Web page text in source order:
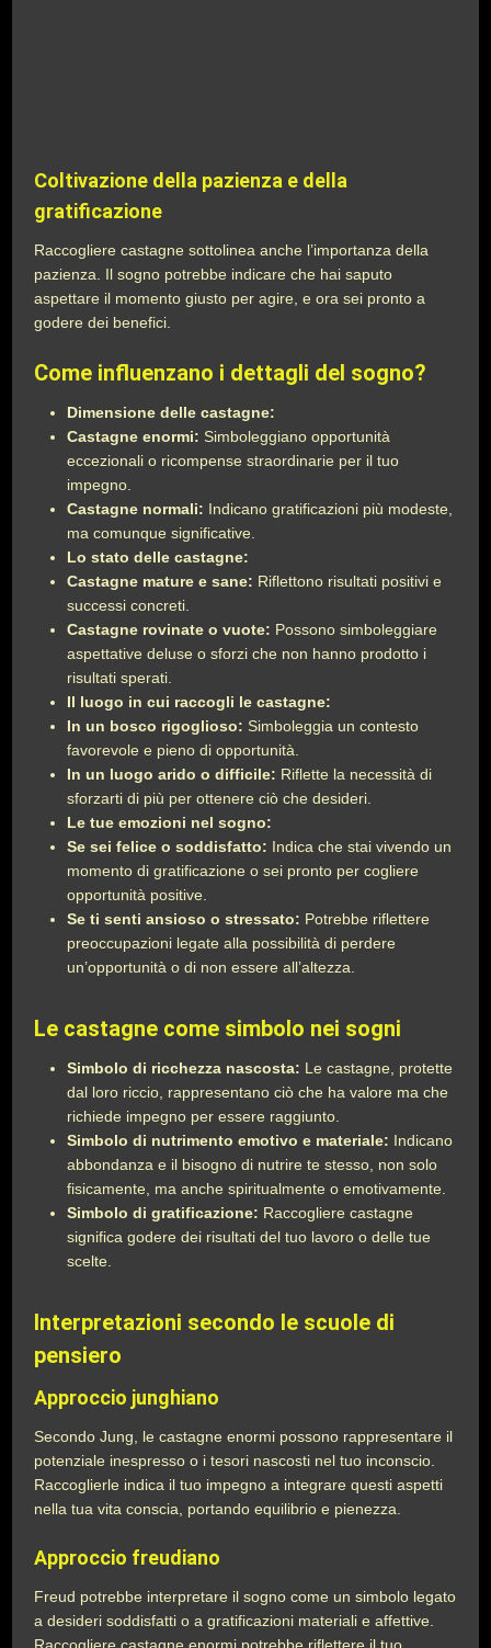
Coltivazione della pazienza e della
gratificazione
Raccogliere castagne sottolinea anche l’importanza della
pazienza. Il sogno potrebbe indicare che hai saputo
aspettare il momento giusto per agire, e ora sei pronto a
godere dei benefici.
Come influenzano i dettagli del sogno?
Dimensione delle castagne:
Castagne enormi: Simboleggiano opportunità
eccezionali o ricompense straordinarie per il tuo
impegno.
Castagne normali: Indicano gratificazioni più modeste,
ma comunque significative.
Lo stato delle castagne:
Castagne mature e sane: Riflettono risultati positivi e
successi concreti.
Castagne rovinate o vuote: Possono simboleggiare
aspettative deluse o sforzi che non hanno prodotto i
risultati sperati.
Il luogo in cui raccogli le castagne:
In un bosco rigoglioso: Simboleggia un contesto
favorevole e pieno di opportunità.
In un luogo arido o difficile: Riflette la necessità di
sforzarti di più per ottenere ciò che desideri.
Le tue emozioni nel sogno:
Se sei felice o soddisfatto: Indica che stai vivendo un
momento di gratificazione o sei pronto per cogliere
opportunità positive.
Se ti senti ansioso o stressato: Potrebbe riflettere
preoccupazioni legate alla possibilità di perdere
un’opportunità o di non essere all’altezza.
Le castagne come simbolo nei sogni
Simbolo di ricchezza nascosta: Le castagne, protette
dal loro riccio, rappresentano ciò che ha valore ma che
richiede impegno per essere raggiunto.
Simbolo di nutrimento emotivo e materiale: Indicano
abbondanza e il bisogno di nutrire te stesso, non solo
fisicamente, ma anche spiritualmente o emotivamente.
Simbolo di gratificazione: Raccogliere castagne
significa godere dei risultati del tuo lavoro o delle tue
scelte.
Interpretazioni secondo le scuole di
pensiero
Approccio junghiano
Secondo Jung, le castagne enormi possono rappresentare il
potenziale inespresso o i tesori nascosti nel tuo inconscio.
Raccoglierle indica il tuo impegno a integrare questi aspetti
nella tua vita conscia, portando equilibrio e pienezza.
Approccio freudiano
Freud potrebbe interpretare il sogno come un simbolo legato
a desideri soddisfatti o a gratificazioni materiali e affettive.